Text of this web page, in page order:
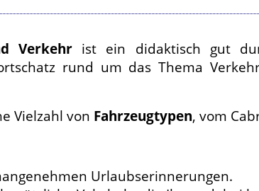
Verkehr ist ein didaktisch gut
rund um das Thema
Vielzahl von Fahrzeugtypen, vom
Urlaubserinnerungen.